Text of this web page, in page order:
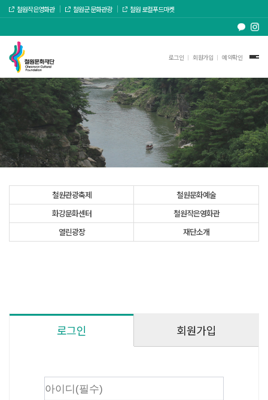
철원작은영화관 철원군 문화관광 철원 로컬푸드마켓
로그인 회원가입 예약확인
철원관광축제
철원문화예술
화강문화센터
철원작은영화관
열린광장
재단소개
로그인 회원가입